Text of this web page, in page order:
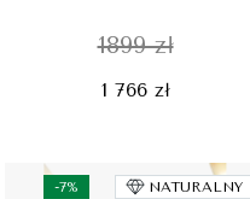
1899 zł
1 766 zł
-7% NATURALNY